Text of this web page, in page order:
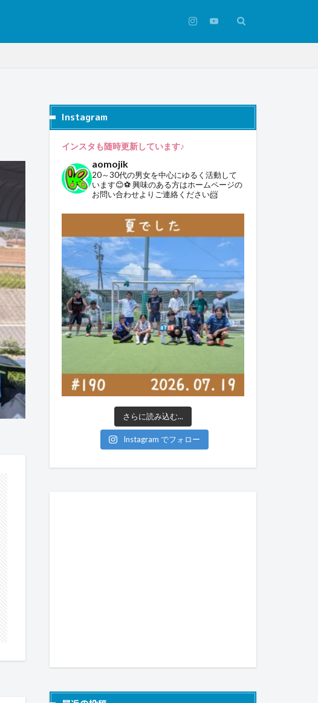
Instagram
インスタも随時更新しています♪
aomojik
20～30代の男女を中心にゆるく活動して
います😊⚽興味のある方はホームページの
お問い合わせよりご連絡ください📨
さらに読み込む...
Instagram でフォロー